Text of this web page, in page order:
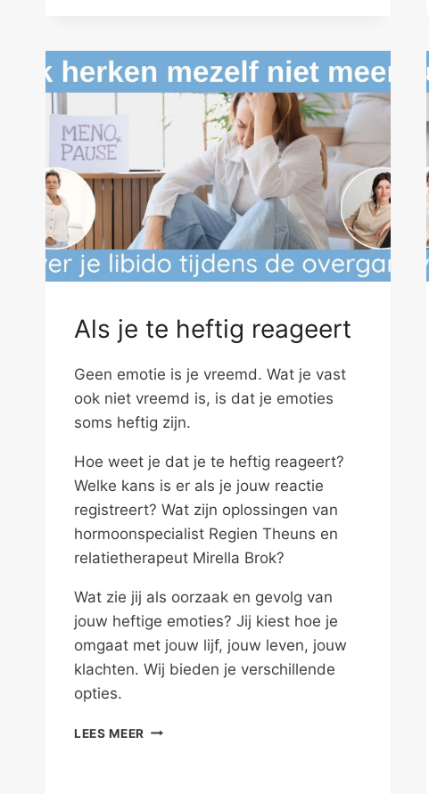
Als je te heftig reageert
Geen emotie is je vreemd. Wat je vast
ook niet vreemd is, is dat je emoties
soms heftig zijn.
Hoe weet je dat je te heftig reageert?
Welke kans is er als je jouw reactie
registreert? Wat zijn oplossingen van
hormoonspecialist Regien Theuns en
relatietherapeut Mirella Brok?
Wat zie jij als oorzaak en gevolg van
jouw heftige emoties? Jij kiest hoe je
omgaat met jouw lijf, jouw leven, jouw
klachten. Wij bieden je verschillende
opties.
LEES MEER ALS